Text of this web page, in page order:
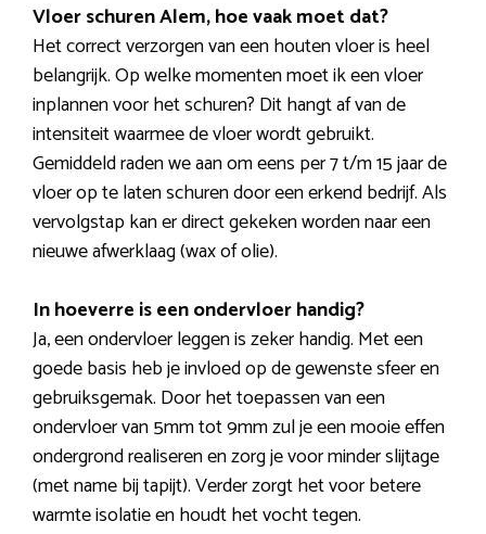
Vloer schuren Alem, hoe vaak moet dat?
Het correct verzorgen van een houten vloer is heel
belangrijk. Op welke momenten moet ik een vloer
inplannen voor het schuren? Dit hangt af van de
intensiteit waarmee de vloer wordt gebruikt.
Gemiddeld raden we aan om eens per 7 t/m 15 jaar de
vloer op te laten schuren door een erkend bedrijf. Als
vervolgstap kan er direct gekeken worden naar een
nieuwe afwerklaag (wax of olie).
In hoeverre is een ondervloer handig?
Ja, een ondervloer leggen is zeker handig. Met een
goede basis heb je invloed op de gewenste sfeer en
gebruiksgemak. Door het toepassen van een
ondervloer van 5mm tot 9mm zul je een mooie effen
ondergrond realiseren en zorg je voor minder slijtage
(met name bij tapijt). Verder zorgt het voor betere
warmte isolatie en houdt het vocht tegen.